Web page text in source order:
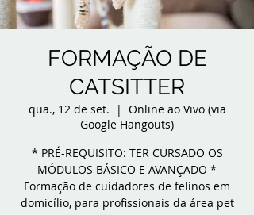
FORMAÇÃO DE
CATSITTER
qua., 12 de set.
  |
Online ao Vivo (via
Google Hangouts)
* PRÉ-REQUISITO: TER CURSADO OS
MÓDULOS BÁSICO E AVANÇADO *
Formação de cuidadores de felinos em
domicílio, para profissionais da área pet